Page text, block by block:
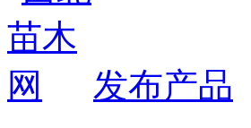
发布产品